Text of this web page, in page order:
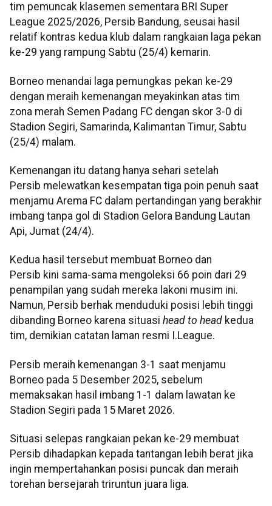
tim pemuncak klasemen sementara BRI Super
League 2025/2026, Persib Bandung, seusai hasil
relatif kontras kedua klub dalam rangkaian laga pekan
ke-29 yang rampung Sabtu (25/4) kemarin.
Borneo menandai laga pemungkas pekan ke-29
dengan meraih kemenangan meyakinkan atas tim
zona merah Semen Padang FC dengan skor 3-0 di
Stadion Segiri, Samarinda, Kalimantan Timur, Sabtu
(25/4) malam.
Kemenangan itu datang hanya sehari setelah
Persib melewatkan kesempatan tiga poin penuh saat
menjamu Arema FC dalam pertandingan yang berakhir
imbang tanpa gol di Stadion Gelora Bandung Lautan
Api, Jumat (24/4).
Kedua hasil tersebut membuat Borneo dan
Persib kini sama-sama mengoleksi 66 poin dari 29
penampilan yang sudah mereka lakoni musim ini.
Namun, Persib berhak menduduki posisi lebih tinggi
dibanding Borneo karena situasi head to head kedua
tim, demikian catatan laman resmi I.League.
Persib meraih kemenangan 3-1 saat menjamu
Borneo pada 5 Desember 2025, sebelum
memaksakan hasil imbang 1-1 dalam lawatan ke
Stadion Segiri pada 15 Maret 2026.
Situasi selepas rangkaian pekan ke-29 membuat
Persib dihadapkan kepada tantangan lebih berat jika
ingin mempertahankan posisi puncak dan meraih
torehan bersejarah triruntun juara liga.